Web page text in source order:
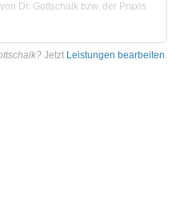
Dr. Gottschalk bzw. der Praxis
Jetzt Leistungen bearbeiten.